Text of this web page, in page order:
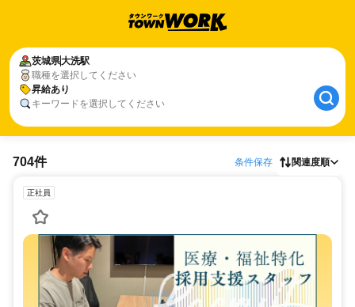
茨城県大洗駅
職種を選択してください
昇給あり
キーワードを選択してください
704件 条件保存 関連度順
正社員